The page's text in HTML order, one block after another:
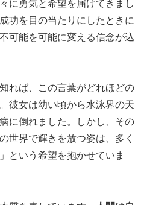
に勇気と希望を届けてきまし
功を目の当たりにしたときに
可能を可能に変える信念が込
れば、この言葉がどれほどの
彼女は幼い頃から水泳界の天
に倒れました。しかし、その
世界で輝きを放つ姿は、多く
という希望を抱かせていま